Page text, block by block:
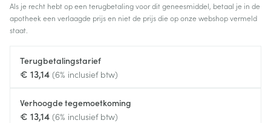
Als je recht hebt op een terugbetaling voor dit geneesmiddel, betaal je in de
apotheek een verlaagde prijs en niet de prijs die op onze webshop vermeld
staat.
Terugbetalingstarief
€ 13,14 (6% inclusief btw)
Verhoogde tegemoetkoming
€ 13,14 (6% inclusief btw)